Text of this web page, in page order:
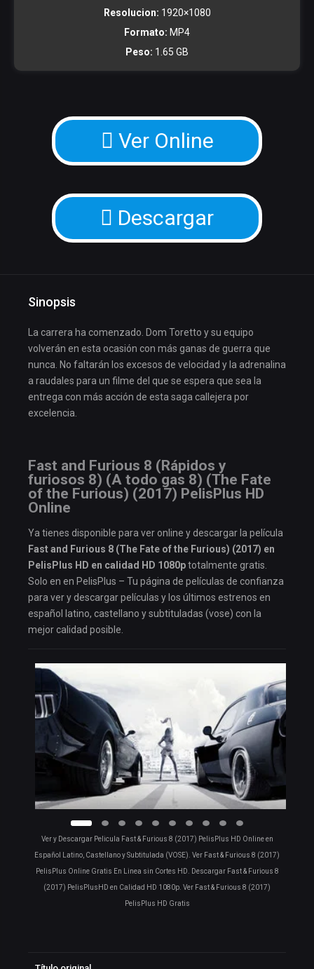
Resolucion: 1920×1080
Formato: MP4
Peso: 1.65 GB
Ver Online
Descargar
Sinopsis
La carrera ha comenzado. Dom Toretto y su equipo
volverán en esta ocasión con más ganas de guerra que
nunca. No faltarán los excesos de velocidad y la adrenalina
a raudales para un filme del que se espera que sea la
entrega con más acción de esta saga callejera por
excelencia.
Fast and Furious 8 (Rápidos y
furiosos 8) (A todo gas 8) (The Fate
of the Furious) (2017) PelisPlus HD
Online
Ya tienes disponible para ver online y descargar la película
Fast and Furious 8 (The Fate of the Furious) (2017) en
PelisPlus HD en calidad HD 1080ptotalmente gratis.
Solo en en PelisPlus – Tu página de películas de confianza
para ver y descargar películas y los últimos estrenos en
español latino, castellano y subtituladas (vose) con la
mejor calidad posible.
Ver y Descargar Pelicula Fast & Furious 8 (2017) PelisPlus HD Online en
Español Latino, Castellano y Subtitulada (VOSE). Ver Fast & Furious 8 (2017)
PelisPlus Online Gratis En Linea sin Cortes HD. Descargar Fast & Furious 8
(2017) PelisPlusHD en Calidad HD 1080p. Ver Fast & Furious 8 (2017)
PelisPlus HD Gratis